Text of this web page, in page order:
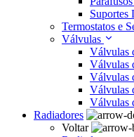
Suportes
Termostatos e
Válvulas
Válvulas
Válvulas
Válvulas
Válvulas
Válvulas
Radiadores
Voltar